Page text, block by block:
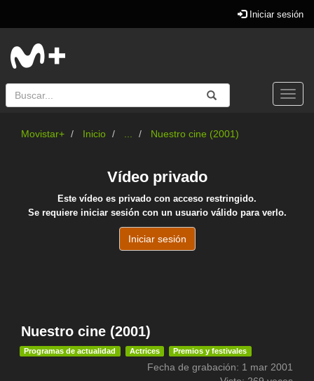
Iniciar sesión
Buscar Enviar
Buscar
Movistar+ Inicio Nuestro cine (2001)
Nuestro cine (2001)
Programas de actualidad Actrices Premios y festivales
Fecha de grabación: 1 mar 2001